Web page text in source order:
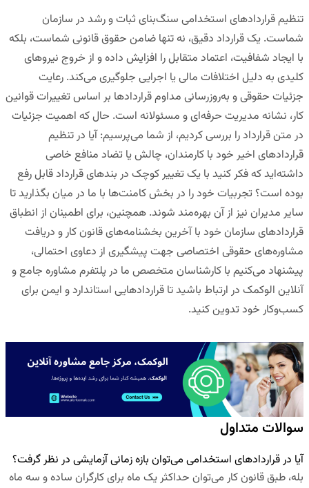
تنظیم قراردادهای استخدامی سنگ‌بنای ثبات و رشد در سازمان
شماست. یک قرارداد دقیق، نه تنها ضامن حقوق قانونی شماست، بلکه
با ایجاد شفافیت، اعتماد متقابل را افزایش داده و از خروج نیروهای
کلیدی به دلیل اختلافات مالی یا اجرایی جلوگیری می‌کند. رعایت
جزئیات حقوقی و به‌روزرسانی مداوم قراردادها بر اساس تغییرات قوانین
کار، نشانه مدیریت حرفه‌ای و مسئولانه است. حال که اهمیت جزئیات
در متن قرارداد را بررسی کردیم، از شما می‌پرسیم: آیا در تنظیم
قراردادهای اخیر خود با کارمندان، چالش یا تضاد منافع خاصی
داشته‌اید که فکر کنید با یک تغییر کوچک در بندهای قرارداد قابل رفع
بوده است؟ تجربیات خود را در بخش کامنت‌ها با ما در میان بگذارید تا
سایر مدیران نیز از آن بهره‌مند شوند. همچنین، برای اطمینان از انطباق
قراردادهای سازمان خود با آخرین بخشنامه‌های قانون کار و دریافت
مشاوره‌های حقوقی اختصاصی جهت پیشگیری از دعاوی احتمالی،
پیشنهاد می‌کنیم با کارشناسان متخصص ما درپلتفرم مشاوره جامع و
آنلاین الوکمک در ارتباط باشید تا قراردادهایی استاندارد و ایمن برای
کسب‌وکار خود تدوین کنید.
سوالات متداول
آیا در قراردادهای استخدامی می‌توان بازه زمانی آزمایشی در نظر گرفت؟
بله، طبق قانون کار می‌توان حداکثر یک ماه برای کارگران ساده و سه ماه